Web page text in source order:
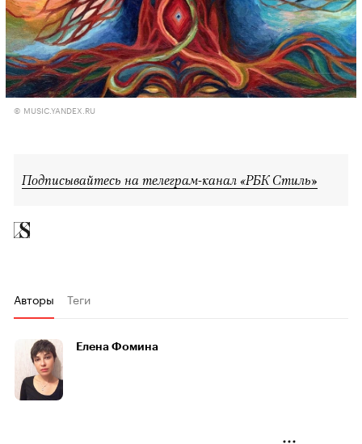
© MUSIC.YANDEX.RU
Подписывайтесь на телеграм-канал «РБК Стиль»
Авторы Теги
Елена Фомина